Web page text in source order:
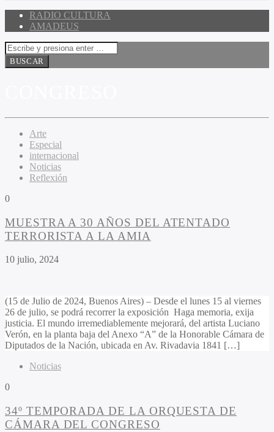
RADIO CULTURA
AMADEUS
Arte
Especial
internacional
Noticias
Reflexión
0
MUESTRA A 30 AÑOS DEL ATENTADO
TERRORISTA A LA AMIA
10 julio, 2024
(15 de Julio de 2024, Buenos Aires) – Desde el lunes 15 al viernes
26 de julio, se podrá recorrer la exposición Haga memoria, exija
justicia. El mundo irremediablemente mejorará, del artista Luciano
Verón, en la planta baja del Anexo “A” de la Honorable Cámara de
Diputados de la Nación, ubicada en Av. Rivadavia 1841 […]
Noticias
0
34º TEMPORADA DE LA ORQUESTA DE
CÁMARA DEL CONGRESO